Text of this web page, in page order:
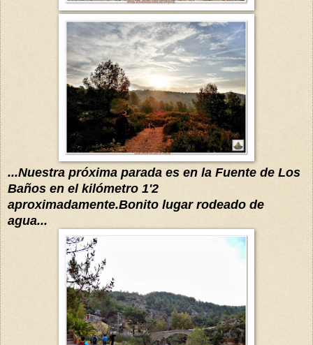
...Nuestra próxima parada es en la Fuente de Los
Baños en el kilómetro 1'2
aproximadamente.Bonito lugar rodeado de
agua...